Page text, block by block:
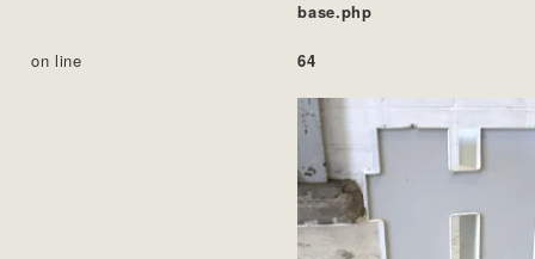
base.php
on line 64